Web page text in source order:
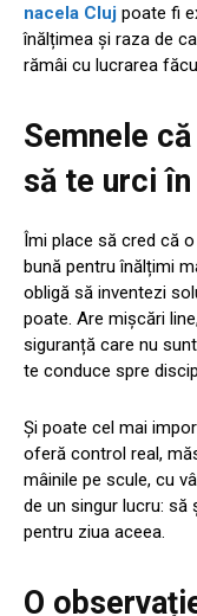
nacela Cluj poate fi
înălțimea și raza de
rămâi cu lucrarea
Semnele
să te urci
Îmi place să cred că
bună pentru înălțimi
obligă să inventezi
poate. Are mișcări
siguranță care nu
te conduce spre
Și poate cel mai
oferă control real,
mâinile pe scule, cu
de un singur lucru:
pentru ziua aceea.
O